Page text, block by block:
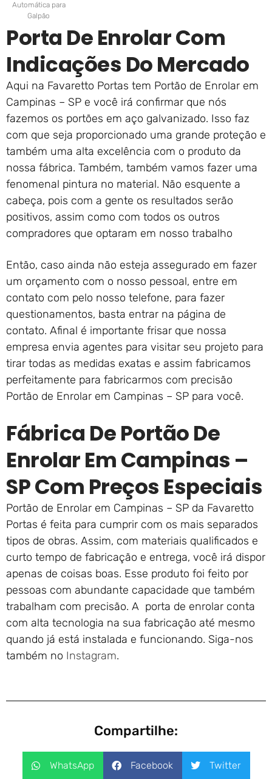
Automática para
Galpão
Porta De Enrolar Com
Indicações Do Mercado
Aqui na Favaretto Portas tem Portão de Enrolar em
Campinas – SP e você irá confirmar que nós
fazemos os portões em aço galvanizado. Isso faz
com que seja proporcionado uma grande proteção e
também uma alta excelência com o produto da
nossa fábrica. Também, também vamos fazer uma
fenomenal pintura no material. Não esquente a
cabeça, pois com a gente os resultados serão
positivos, assim como com todos os outros
compradores que optaram em nosso trabalho
Então, caso ainda não esteja assegurado em fazer
um orçamento com o nosso pessoal, entre em
contato com pelo nosso telefone, para fazer
questionamentos, basta entrar na página de
contato. Afinal é importante frisar que nossa
empresa envia agentes para visitar seu projeto para
tirar todas as medidas exatas e assim fabricamos
perfeitamente para fabricarmos com precisão
Portão de Enrolar em Campinas – SP para você.
Fábrica De Portão De
Enrolar Em Campinas –
SP Com Preços Especiais
Portão de Enrolar em Campinas – SP da Favaretto
Portas é feita para cumprir com os mais separados
tipos de obras. Assim, com materiais qualificados e
curto tempo de fabricação e entrega, você irá dispor
apenas de coisas boas. Esse produto foi feito por
pessoas com abundante capacidade que também
trabalham com precisão. A porta de enrolar conta
com alta tecnologia na sua fabricação até mesmo
quando já está instalada e funcionando. Siga-nos
também no Instagram.
Compartilhe:
WhatsApp Facebook Twitter